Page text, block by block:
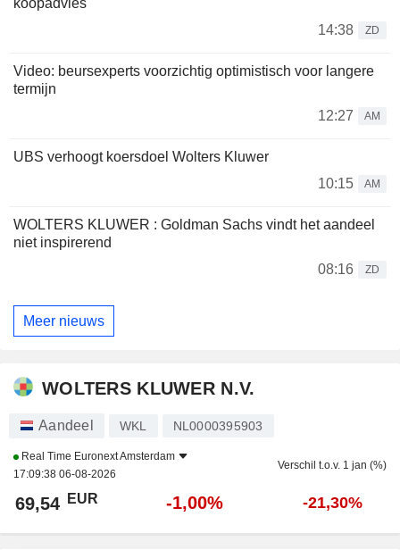
koopadvies
14:38
ZD
Video: beursexperts voorzichtig optimistisch voor langere
termijn
12:27
AM
UBS verhoogt koersdoel Wolters Kluwer
10:15
AM
WOLTERS KLUWER : Goldman Sachs vindt het aandeel
niet inspirerend
08:16
ZD
Meer nieuws
WOLTERS KLUWER N.V.
Aandeel WKL NL0000395903
Real Time Euronext Amsterdam
17:09:38 06-08-2026
Verschil t.o.v. 1 jan (%)
69,54 EUR -1,00% -21,30%